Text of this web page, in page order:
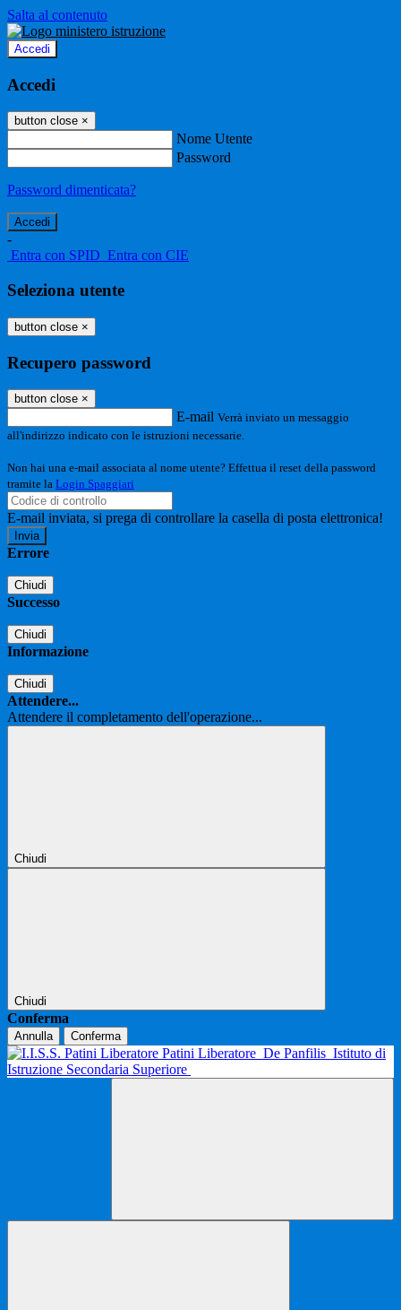
Salta al contenuto
Accedi
Accedi
button close ×
Nome Utente
Password
Password dimenticata?
-
Entra con SPID Entra con CIE
Seleziona utente
button close ×
Recupero password
button close ×
E-mail Verrà inviato un messaggio
all'indirizzo indicato con le istruzioni necessarie.
Non hai una e-mail associata al nome utente? Effettua il reset della password
tramite la Login Spaggiari
E-mail inviata, si prega di controllare la casella di posta elettronica!
Errore
Chiudi
Successo
Chiudi
Informazione
Chiudi
Attendere...
Attendere il completamento dell'operazione...
Chiudi
Chiudi
Conferma
Annulla Conferma
Patini Liberatore De Panfilis Istituto di
Istruzione Secondaria Superiore